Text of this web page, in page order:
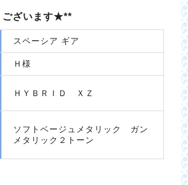
ございます★**
スペーシア ギア
Ｈ様
ＨＹＢＲＩＤ ＸＺ
ソフトベージュメタリック ガン
メタリック２トーン